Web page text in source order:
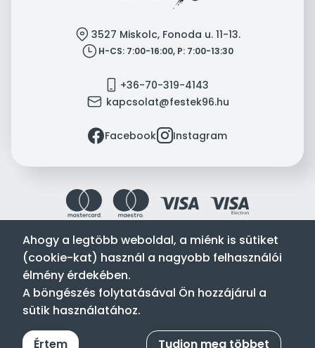
location 3527 Miskolc, Fonoda u. 11-13.
clock H-CS: 7:00-16:00, P: 7:00-13:30
mobile +36-70-319-4143
mail kapcsolat@festek96.hu
facebookFacebookinstagramInstagram
Festék’96 Kft. © 1996-2024. Minden jog fenntartva.
Tervezte és készítette:
forgalmazója.
Ahogy a legtöbb weboldal, a miénk is sütiket
(cookie-kat) használ a nagyobb felhasználói
élmény érdekében.
A böngészés folytatásával Ön hozzájárul a
sütik használatához.
Értem Tudjon meg többet